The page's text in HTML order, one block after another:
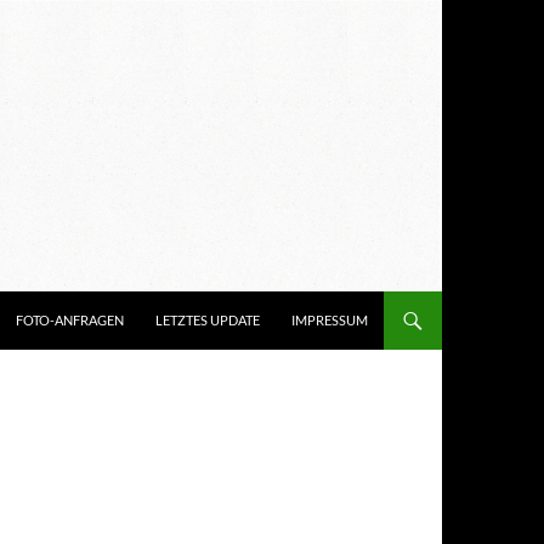
FOTO-ANFRAGEN LETZTES UPDATE IMPRESSUM